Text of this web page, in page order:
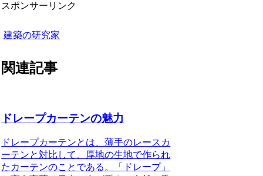
スポンサーリンク
建築の研究家
関連記事
ドレープカーテンの魅力
ドレープカーテンとは、薄手のレースカ
ーテンと対比して、厚地の生地で作られ
たカーテンのことである。
「ドレープ」